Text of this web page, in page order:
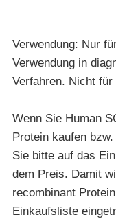
Verwendung: Nur
Verwendung in
Verfahren. Nicht
Wenn Sie Human
Protein kaufen
Sie bitte auf das
dem Preis. Damit
recombinant
Einkaufsliste